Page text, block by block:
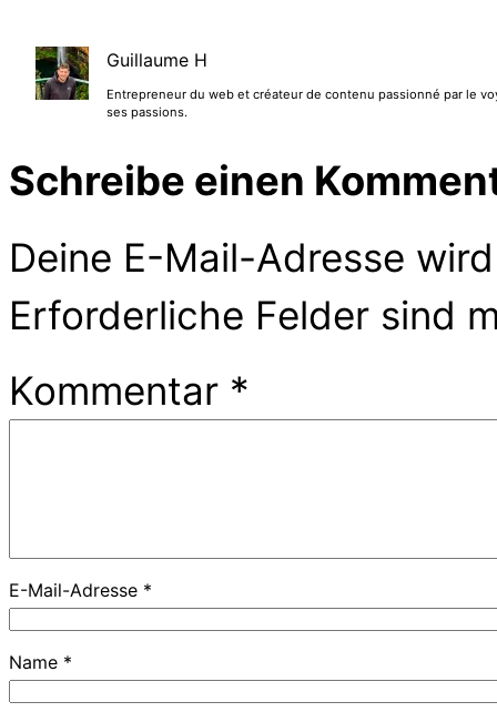
Guillaume H
Entrepreneur du web et créateur de contenu passionné par le
ses passions.
Schreibe einen
Deine E-Mail-Adresse
Erforderliche Felder sind
Kommentar *
E-Mail-Adresse *
Name *